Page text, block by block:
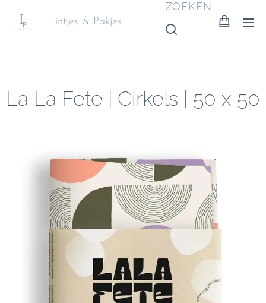
Lintjes & Pakjes
ZOEKEN
La La Fete | Cirkels | 50 x 50